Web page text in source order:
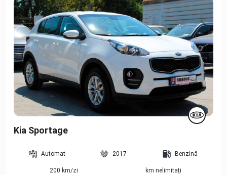
Kia Sportage
Automat 2017 Benzină
200 km/zi km nelimitați